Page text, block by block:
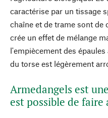
caractérise par un tissage
chaîne et de trame sont de
crée un effet de mélange
l'empiècement des
du torse est légèrement
Armedangels est
est possible de